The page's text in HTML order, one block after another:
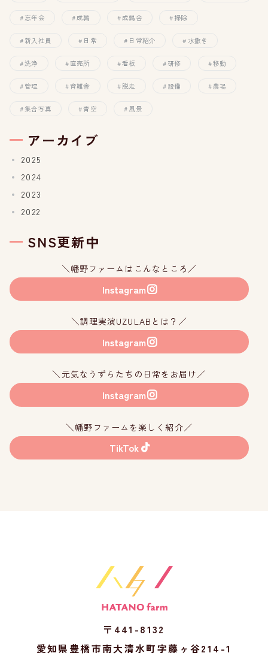
忘年会 成鶉 成鶉舎 掃除
新入社員 日常 日常紹介 水撒き
洗浄 直売所 看板 研修 移動
管理 育雛舎 脱走 設備 農場
集合写真 青空 風景
アーカイブ
2025
2024
2023
2022
SNS更新中
＼幡野ファームはこんなところ／
Instagram
＼調理実演UZULABとは？／
Instagram
＼元気なうずらたちの日常をお届け／
Instagram
＼幡野ファームを楽しく紹介／
TikTok
〒441-8132
愛知県豊橋市南大清水町字藤ヶ谷214-1